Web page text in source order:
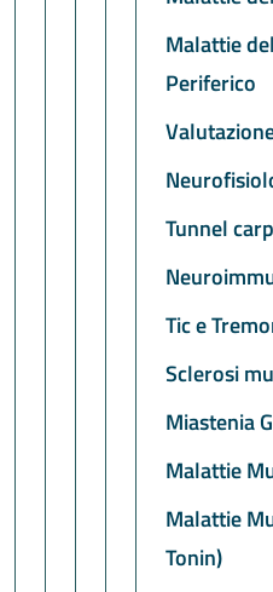
Malattie
Periferico
Tunnel
Tic e
Sclerosi
Miastenia
Malattie
Malattie
Tonin)